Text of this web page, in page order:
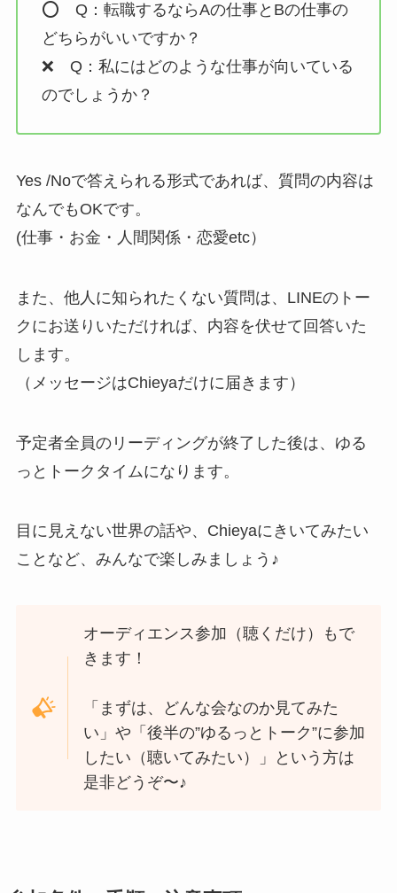
⭕️ Q：転職するならAの仕事とBの仕事の
どちらがいいですか？
❌ Q：私にはどのような仕事が向いている
のでしょうか？
Yes /Noで答えられる形式であれば、質問の内容は
なんでもOKです。
(仕事・お金・人間関係・恋愛etc）
また、他人に知られたくない質問は、LINEのトー
クにお送りいただければ、内容を伏せて回答いた
します。
（メッセージはChieyaだけに届きます）
予定者全員のリーディングが終了した後は、ゆる
っとトークタイムになります。
目に見えない世界の話や、Chieyaにきいてみたい
ことなど、みんなで楽しみましょう♪
オーディエンス参加（聴くだけ）もで
きます！
「まずは、どんな会なのか見てみた
い」や「後半の”ゆるっとトーク”に参加
したい（聴いてみたい）」という方は
是非どうぞ〜♪